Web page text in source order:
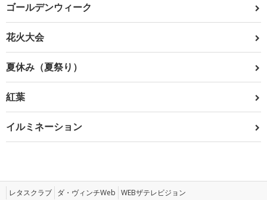
ゴールデンウィーク
花火大会
夏休み（夏祭り）
紅葉
イルミネーション
レタスクラブ ダ・ヴィンチWeb WEBザテレビジョン